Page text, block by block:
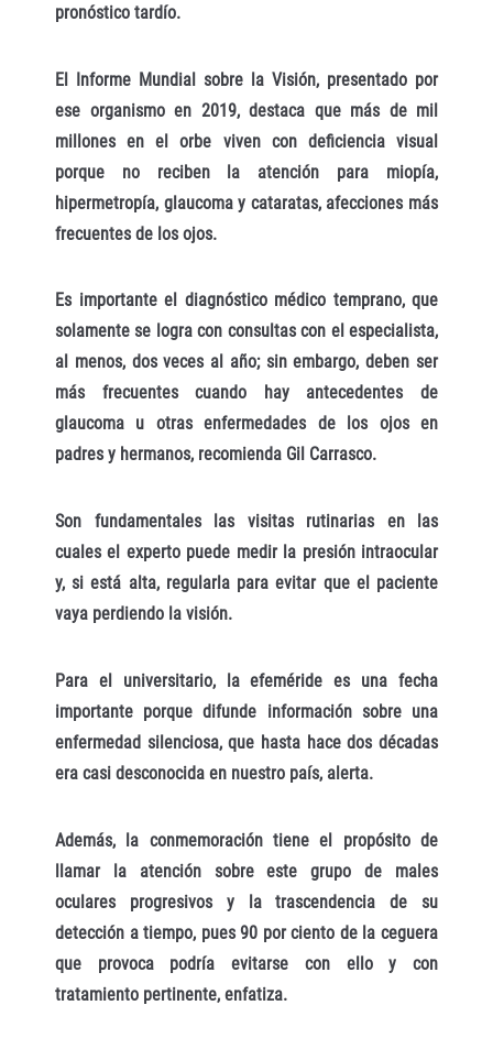
pronóstico tardío.
El Informe Mundial sobre la Visión, presentado por
ese organismo en 2019, destaca que más de mil
millones en el orbe viven con deficiencia visual
porque no reciben la atención para miopía,
hipermetropía, glaucoma y cataratas, afecciones más
frecuentes de los ojos.
Es importante el diagnóstico médico temprano, que
solamente se logra con consultas con el especialista,
al menos, dos veces al año; sin embargo, deben ser
más frecuentes cuando hay antecedentes de
glaucoma u otras enfermedades de los ojos en
padres y hermanos, recomienda Gil Carrasco.
Son fundamentales las visitas rutinarias en las
cuales el experto puede medir la presión intraocular
y, si está alta, regularla para evitar que el paciente
vaya perdiendo la visión.
Para el universitario, la efeméride es una fecha
importante porque difunde información sobre una
enfermedad silenciosa, que hasta hace dos décadas
era casi desconocida en nuestro país, alerta.
Además, la conmemoración tiene el propósito de
llamar la atención sobre este grupo de males
oculares progresivos y la trascendencia de su
detección a tiempo, pues 90 por ciento de la ceguera
que provoca podría evitarse con ello y con
tratamiento pertinente, enfatiza.